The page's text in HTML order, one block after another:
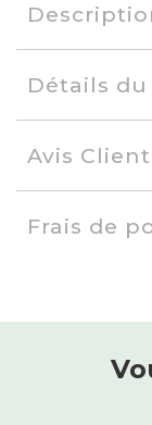
Détails
Avis Client
Frais de